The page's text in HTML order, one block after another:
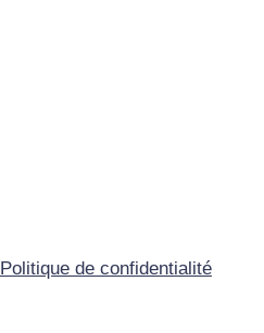
Politique de confidentialité